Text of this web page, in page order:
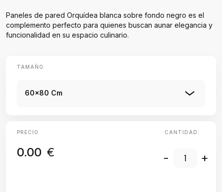
Paneles de pared Orquídea blanca sobre fondo negro es el
complemento perfecto para quienes buscan aunar elegancia y
funcionalidad en su espacio culinario.
TAMAÑO
60x80 Cm
PRECIO
0.00 €
CANTIDAD:
- +